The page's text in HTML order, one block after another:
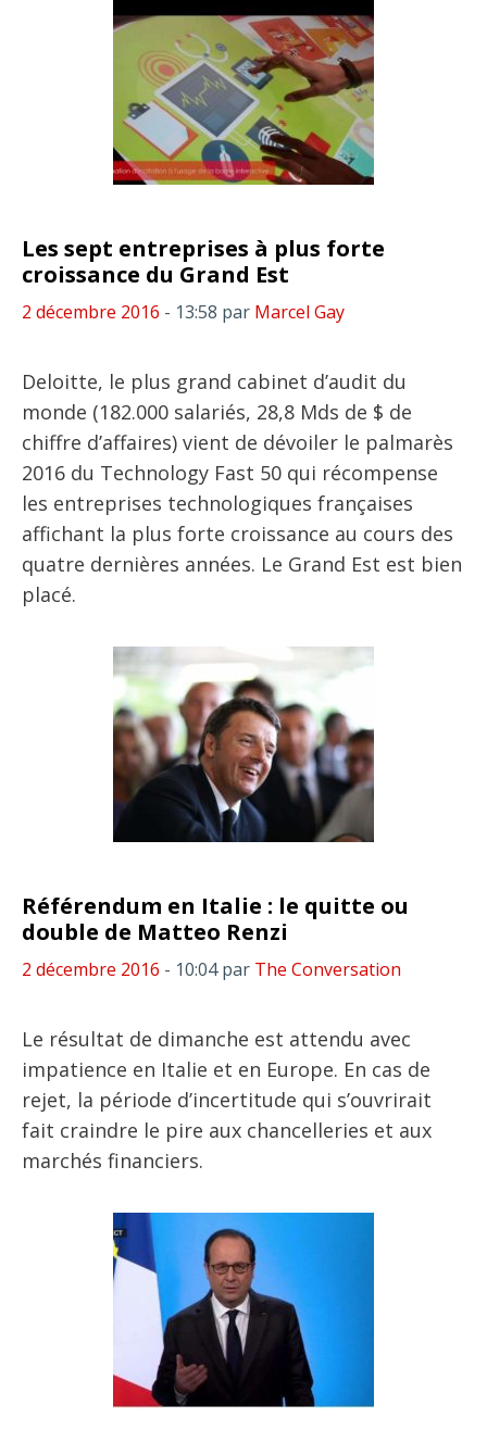
Les sept entreprises à plus forte
croissance du Grand Est
2 décembre 2016 - 13:58 par Marcel Gay
Deloitte, le plus grand cabinet d’audit du
monde (182.000 salariés, 28,8 Mds de $ de
chiffre d’affaires) vient de dévoiler le palmarès
2016 du Technology Fast 50 qui récompense
les entreprises technologiques françaises
affichant la plus forte croissance au cours des
quatre dernières années. Le Grand Est est bien
placé.
Référendum en Italie : le quitte ou
double de Matteo Renzi
2 décembre 2016 - 10:04 par The Conversation
Le résultat de dimanche est attendu avec
impatience en Italie et en Europe. En cas de
rejet, la période d’incertitude qui s’ouvrirait
fait craindre le pire aux chancelleries et aux
marchés financiers.